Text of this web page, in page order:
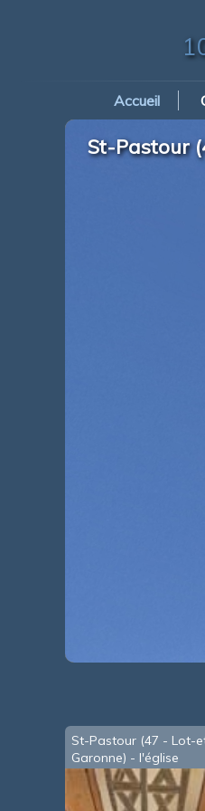
Accueil
St-Pastour
St-Pastour (47 - Lot-
Garonne) - l'église